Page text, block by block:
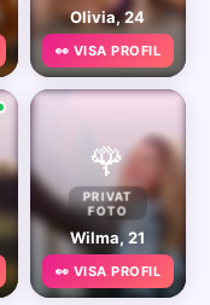
Olivia, 24
👀 VISA PROFIL
🌹
PRIVAT
FOTO
Wilma, 21
👀 VISA PROFIL